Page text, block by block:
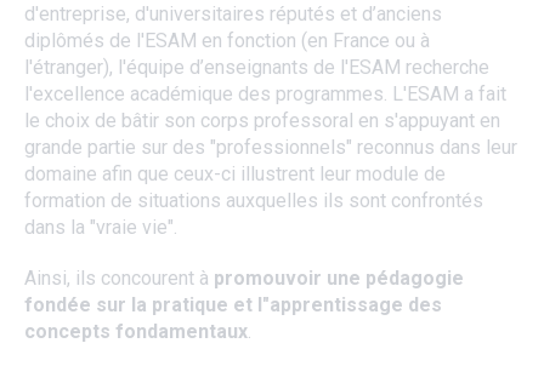
d'entreprise, d'universitaires réputés et d’anciens
diplômés de l'ESAM en fonction (en France ou à
l'étranger), l'équipe d’enseignants de l'ESAM recherche
l'excellence académique des programmes. L'ESAM a fait
le choix de bâtir son corps professoral en s'appuyant en
grande partie sur des "professionnels" reconnus dans leur
domaine afin que ceux-ci illustrent leur module de
formation de situations auxquelles ils sont confrontés
dans la "vraie vie".
Ainsi, ils concourent à promouvoir une pédagogie
fondée sur la pratique et l"apprentissage des
concepts fondamentaux